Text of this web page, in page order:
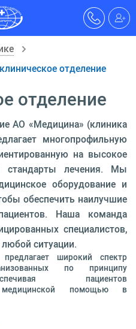
отделение
отделение
АО «Медицина» (клиника
многопрофильную
на высокое
стандарты лечения. Мы
оборудование и
обеспечить наилучшие
Наша команда
специалистов,
ситуации.
широкий спектр
по принципу
пациентов
медицинской помощью в